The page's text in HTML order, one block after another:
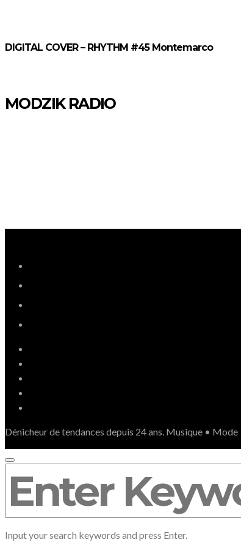
DIGITAL COVER – RHYTHM #45 Montemarco
MODZIK RADIO
Dénicheur de tendances depuis 24 ans. Musique •
FOR:
Input your search keywords and press Enter.